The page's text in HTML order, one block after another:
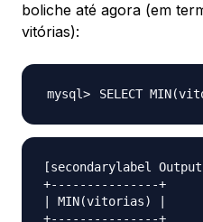
boliche até agora (em
vitórias):
SELECT MIN(
[secondarylabel
+---------------+
| MIN(vitorias) |
+---------------+